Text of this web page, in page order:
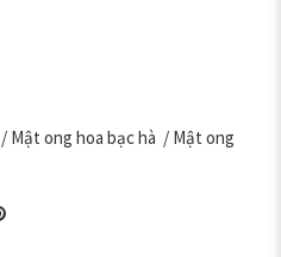
/ Mật ong hoa bạc hà / Mật ong